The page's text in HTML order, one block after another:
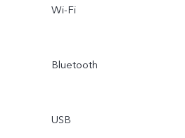
Wi-Fi
Bluetooth
USB